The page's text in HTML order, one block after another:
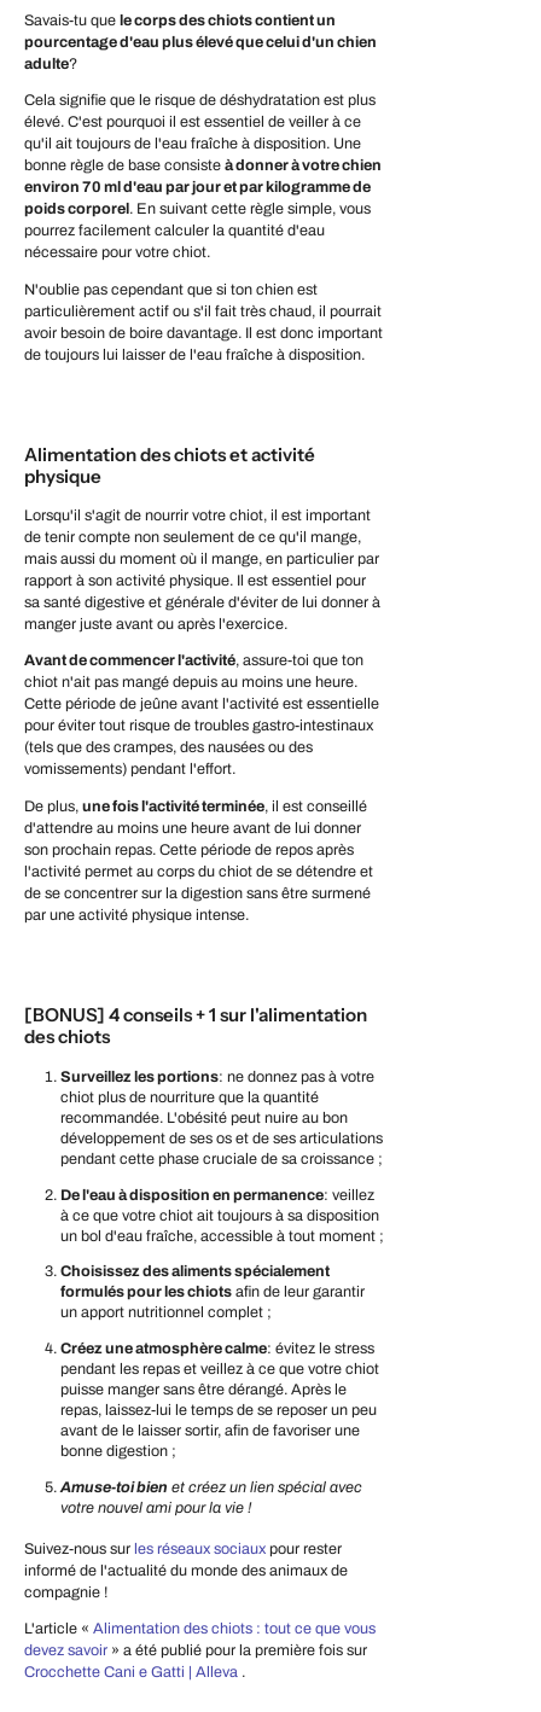
Savais-tu que le corps des chiots contient un
pourcentage d'eau plus élevé que celui d'un chien
adulte?
Cela signifie que le risque de déshydratation est plus
élevé. C'est pourquoi il est essentiel de veiller à ce
qu'il ait toujours de l'eau fraîche à disposition. Une
bonne règle de base consiste à donner à votre chien
environ 70 ml d'eau par jour et par kilogramme de
poids corporel . En suivant cette règle simple, vous
pourrez facilement calculer la quantité d'eau
nécessaire pour votre chiot.
N'oublie pas cependant que si ton chien est
particulièrement actif ou s'il fait très chaud, il pourrait
avoir besoin de boire davantage. Il est donc important
de toujours lui laisser de l'eau fraîche à disposition.
Alimentation des chiots et activité
physique
Lorsqu'il s'agit de nourrir votre chiot, il est important
de tenir compte non seulement de ce qu'il mange,
mais aussi du moment où il mange, en particulier par
rapport à son activité physique. Il est essentiel pour
sa santé digestive et générale d'éviter de lui donner à
manger juste avant ou après l'exercice.
Avant de commencer l'activité, assure-toi que ton
chiot n'ait pas mangé depuis au moins une heure.
Cette période de jeûne avant l'activité est essentielle
pour éviter tout risque de troubles gastro-intestinaux
(tels que des crampes, des nausées ou des
vomissements) pendant l'effort.
De plus, une fois l'activité terminée, il est conseillé
d'attendre au moins une heure avant de lui donner
son prochain repas. Cette période de repos après
l'activité permet au corps du chiot de se détendre et
de se concentrer sur la digestion sans être surmené
par une activité physique intense.
[BONUS] 4 conseils + 1 sur l'alimentation
des chiots
Surveillez les portions: ne donnez pas à votre
chiot plus de nourriture que la quantité
recommandée. L'obésité peut nuire au bon
développement de ses os et de ses articulations
pendant cette phase cruciale de sa croissance ;
De l'eau à disposition en permanence: veillez
à ce que votre chiot ait toujours à sa disposition
un bol d'eau fraîche, accessible à tout moment ;
Choisissez des aliments spécialement
formulés pour les chiots afin de leur garantir
un apport nutritionnel complet ;
Créez une atmosphère calme: évitez le stress
pendant les repas et veillez à ce que votre chiot
puisse manger sans être dérangé. Après le
repas, laissez-lui le temps de se reposer un peu
avant de le laisser sortir, afin de favoriser une
bonne digestion ;
Amuse-toi bien et créez un lien spécial avec
votre nouvel ami pour la vie !
Suivez-nous sur les réseaux sociaux pour rester
informé de l'actualité du monde des animaux de
compagnie !
L'article « Alimentation des chiots : tout ce que vous
devez savoir » a été publié pour la première fois sur
Crocchette Cani e Gatti | Alleva .